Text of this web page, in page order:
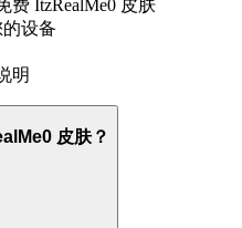
费 ItzRealMe0 皮肤
设备
明
皮肤？